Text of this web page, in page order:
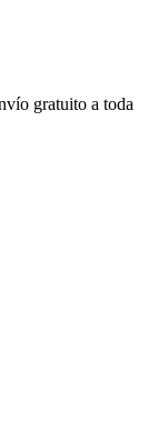
gratuito a toda